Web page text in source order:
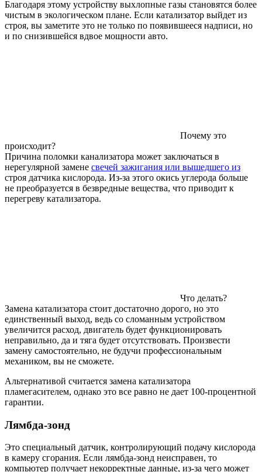
Благодаря этому устройству выхлопные газы становятся более
чистым в экологическом плане. Если катализатор выйдет из
строя, вы заметите это не только по появившееся надписи, но
и по снизившейся вдвое мощности авто.
Почему это
происходит?
Причина поломки канализатора может заключаться в
нерегулярной замене свечей зажигания или вышедшего из
строя датчика кислорода. Из-за этого окись углерода больше
не преобразуется в безвредные вещества, что приводит к
перегреву катализатора.
Что делать?
Замена катализатора стоит достаточно дорого, но это
единственный выход, ведь со сломанным устройством
увеличится расход, двигатель будет функционировать
неправильно, да и тяга будет отсутствовать. Произвести
замену самостоятельно, не будучи профессиональным
механиком, вы не сможете.
Альтернативой считается замена катализатора
пламегасителем, однако это все равно не дает 100-процентной
гарантии.
Лямбда-зонд
Это специальный датчик, контролирующий подачу кислорода
в камеру сгорания. Если лямбда-зонд неисправен, то
компьютер получает некорректные данные, из-за чего может